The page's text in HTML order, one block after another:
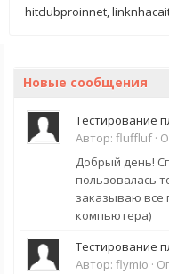
hitclubproinnet
Новые сообщения
Тестирование
Автор: fluffluf·
Добрый день!
пользовалась
заказываю все
компьютера)
Тестирование
Автор: flymio ·